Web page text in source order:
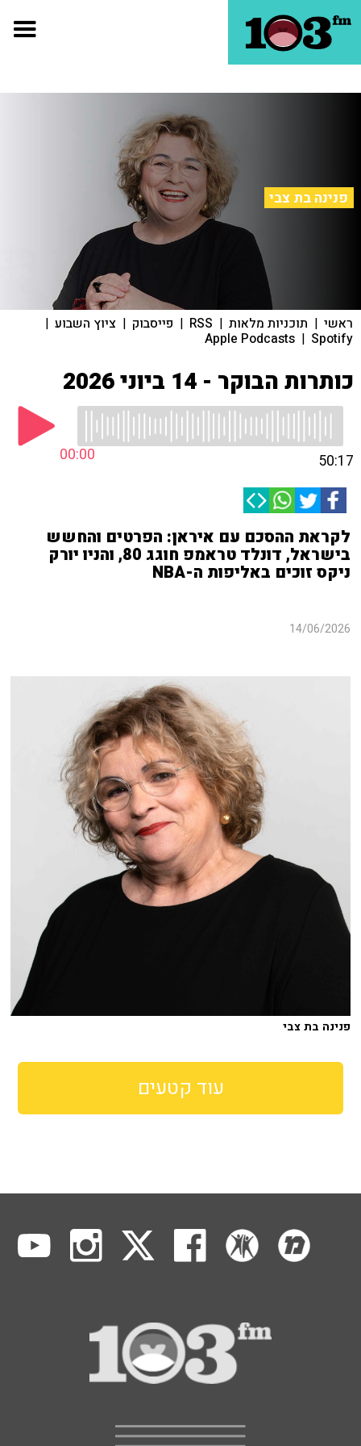
פנינה בת צבי
ראשי | תוכניות מלאות |
RSS
| פייסבוק | ציוץ השבוע |
Spotify
|
Apple Podcasts
כותרות הבוקר - 14 ביוני 2026
00:00 50:17
לקראת ההסכם עם איראן: הפרטים והחשש
בישראל, דונלד טראמפ חוגג 80, והניו יורק
ניקס זוכים באליפות ה-NBA
14/06/2026
פנינה בת צבי
עוד קטעים